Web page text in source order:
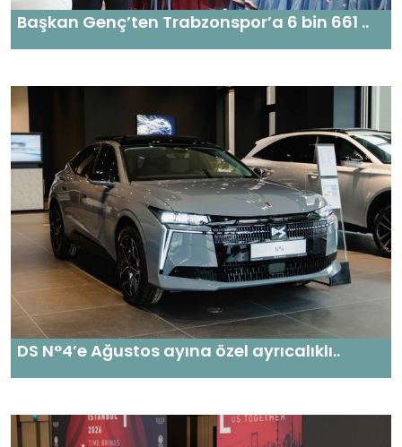
Başkan Genç’ten Trabzonspor’a 6 bin 661 ..
DS N°4’e Ağustos ayına özel ayrıcalıklı..